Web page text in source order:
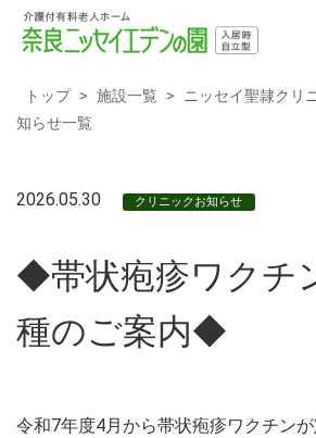
トップ > 施設一覧 > ニッセイ聖隷クリ
知らせ一覧
2026.05.30 クリニックお知らせ
◆帯状疱疹ワクチ
種のご案内◆
令和7年度4月から帯状疱疹ワクチン